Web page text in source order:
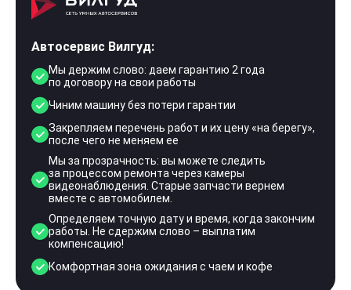
Автосервис Вилгуд:
Мы держим слово: даем гарантию 2 года
по договору на свои работы
Чиним машину без потери гарантии
Закрепляем перечень работ и их цену «на берегу»,
после чего не меняем ее
Мы за прозрачность: вы можете следить
за процессом ремонта через камеры
видеонаблюдения. Старые запчасти вернем
вместе с автомобилем.
Определяем точную дату и время, когда закончим
работы. Не сдержим слово – выплатим
компенсацию!
Комфортная зона ожидания с чаем и кофе